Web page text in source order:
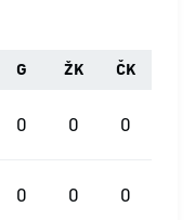
G ŽK ČK
0 0 0
0 0 0